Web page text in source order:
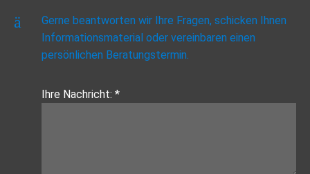
Gerne beantworten wir Ihre Fragen, schicken Ihnen
Informationsmaterial oder vereinbaren einen
persönlichen Beratungstermin.
Ihre Nachricht: *